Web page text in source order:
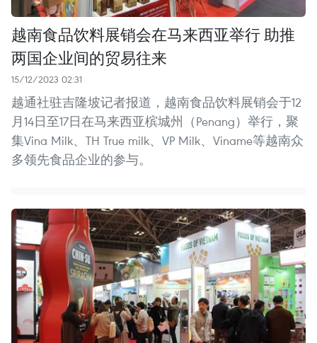
越南食品饮料展销会在马来西亚举行 助推
两国企业间的贸易往来
15/12/2023 02:31
越通社驻吉隆坡记者报道，越南食品饮料展销会于12
月14日至17日在马来西亚槟城州（Penang）举行，聚
集Vina Milk、TH True milk、VP Milk、Viname等越南众
多领先食品企业的参与。